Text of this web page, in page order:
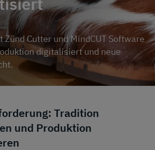
Zünd Cutter und MindCUT Software
digitalisiert und neue
Tradition
und Produktion